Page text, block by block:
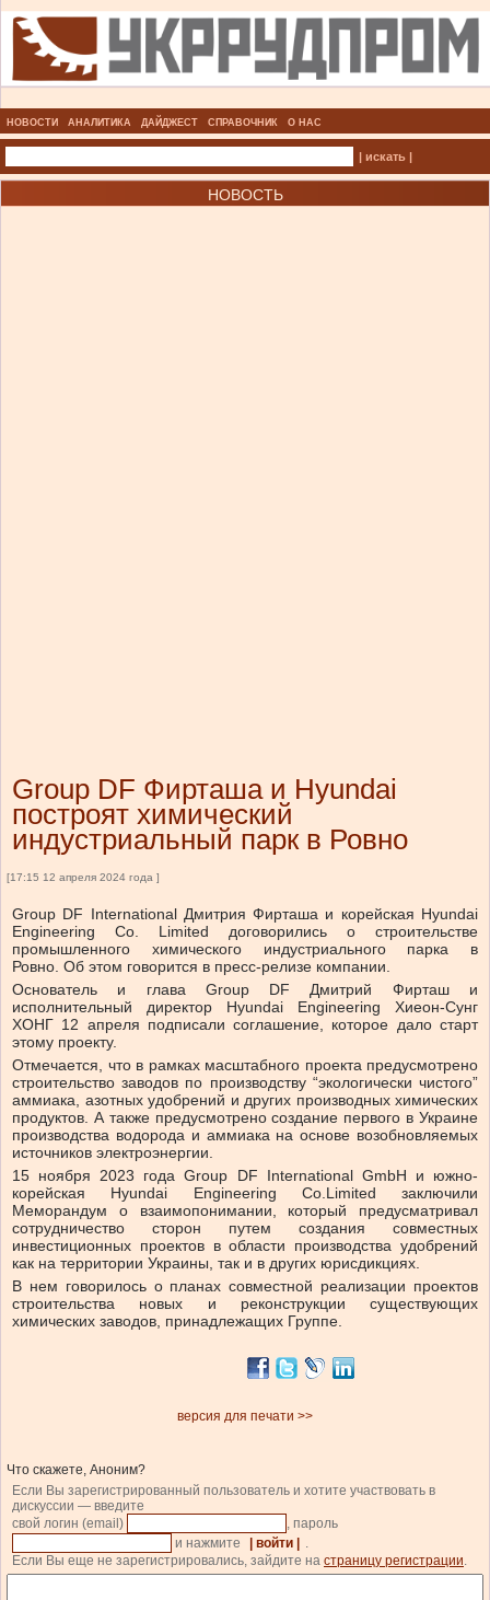
НОВОСТИ АНАЛИТИКА ДАЙДЖЕСТ СПРАВОЧНИК О НАС
| искать |
НОВОСТЬ
Group DF Фирташа и Hyundai
построят химический
индустриальный парк в Ровно
[17:15 12 апреля 2024 года ]
Group DF International Дмитрия Фирташа и корейская Hyundai
Engineering Co. Limited договорились о строительстве
промышленного химического индустриального парка в
Ровно. Об этом говорится в пресс-релизе компании.
Основатель и глава Group DF Дмитрий Фирташ и
исполнительный директор Hyundai Engineering Хиеон-Сунг
ХОНГ 12 апреля подписали соглашение, которое дало старт
этому проекту.
Отмечается, что в рамках масштабного проекта предусмотрено
строительство заводов по производству “экологически чистого”
аммиака, азотных удобрений и других производных химических
продуктов. А также предусмотрено создание первого в Украине
производства водорода и аммиака на основе возобновляемых
источников электроэнергии.
15 ноября 2023 года Group DF International GmbH и южно-
корейская Hyundai Engineering Co.Limited заключили
Меморандум о взаимопонимании, который предусматривал
сотрудничество сторон путем создания совместных
инвестиционных проектов в области производства удобрений
как на территории Украины, так и в других юрисдикциях.
В нем говорилось о планах совместной реализации проектов
строительства новых и реконструкции существующих
химических заводов, принадлежащих Группе.
версия для печати >>
Что скажете, Аноним?
Если Вы зарегистрированный пользователь и хотите участвовать в
дискуссии — введите
свой логин (email)
, пароль
и нажмите
| войти |
.
Если Вы еще не зарегистрировались, зайдите на страницу регистрации.